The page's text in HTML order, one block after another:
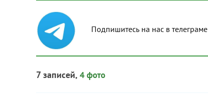
Подпишитесь на нас в телеграме
7 записей, 4 фото